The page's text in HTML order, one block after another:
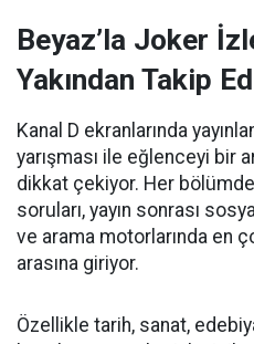
Beyaz’la Joker
Yakından Takip
Kanal D ekranlarında
yarışması ile eğlenceyi bir
dikkat çekiyor. Her
soruları, yayın sonrası
ve arama motorlarında en
arasına giriyor.
Özellikle tarih, sanat,